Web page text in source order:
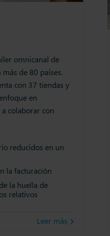
omnicanal de
de 80 países.
con 37 tiendas y
en
colaborar con
reducidos en un
la facturación
la huella de
relativos
Leer más